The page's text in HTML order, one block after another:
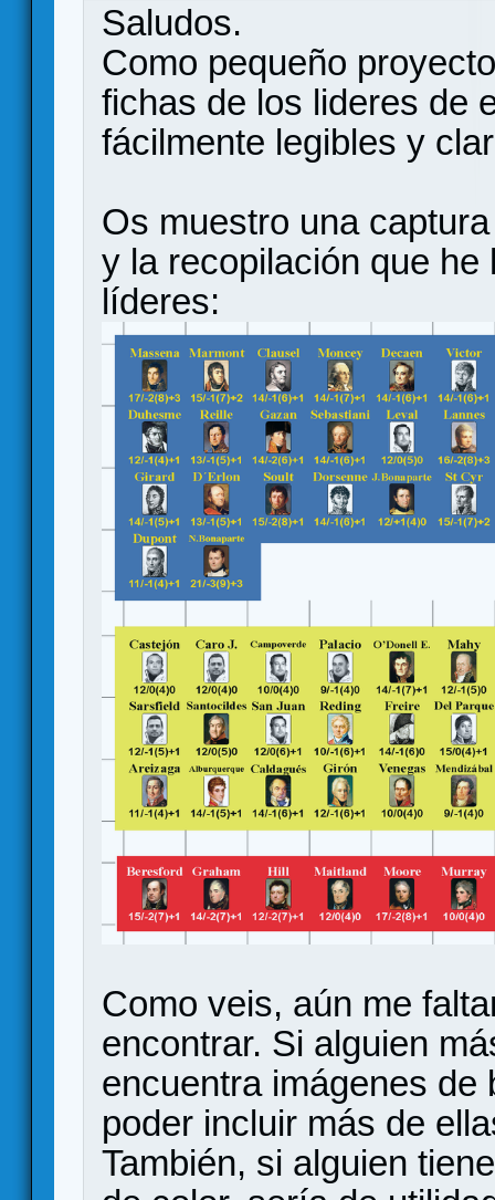
Saludos.
Como pequeño
fichas de los lideres de
fácilmente legibles y
Os muestro una
y la recopilación que
líderes:
Como veis, aún me
encontrar. Si alguien
encuentra imágenes de
poder incluir más de
También, si alguien